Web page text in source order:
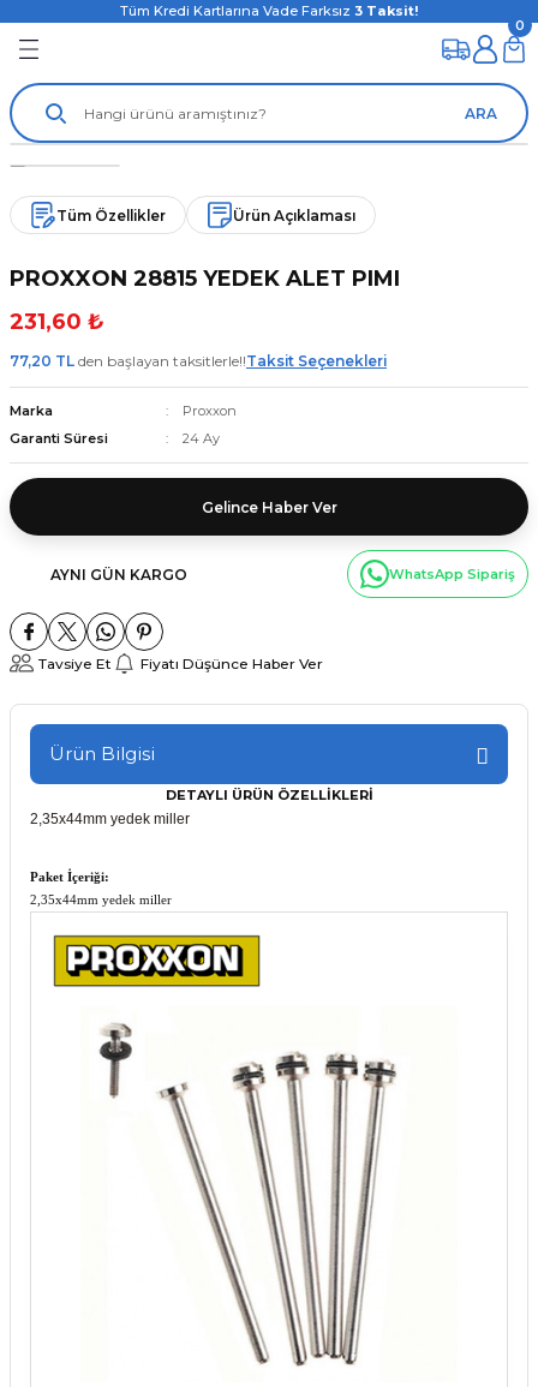
Tüm Kredi Kartlarına Vade Farksız 3 Taksit!
ARA
0
Tüm Özellikler Ürün Açıklaması
PROXXON 28815 YEDEK ALET PIMI
231,60 ₺
77,20 TL den başlayan taksitlerle!!Taksit Seçenekleri
Marka
Proxxon
Garanti Süresi
24 Ay
Gelince Haber Ver
AYNI GÜN KARGO WhatsApp Sipariş
Tavsiye Et Fiyatı Düşünce Haber Ver
Ürün Bilgisi
DETAYLI ÜRÜN ÖZELLİKLERİ
2,35x44mm yedek miller
Paket İçeriği:
2,35x44mm yedek miller